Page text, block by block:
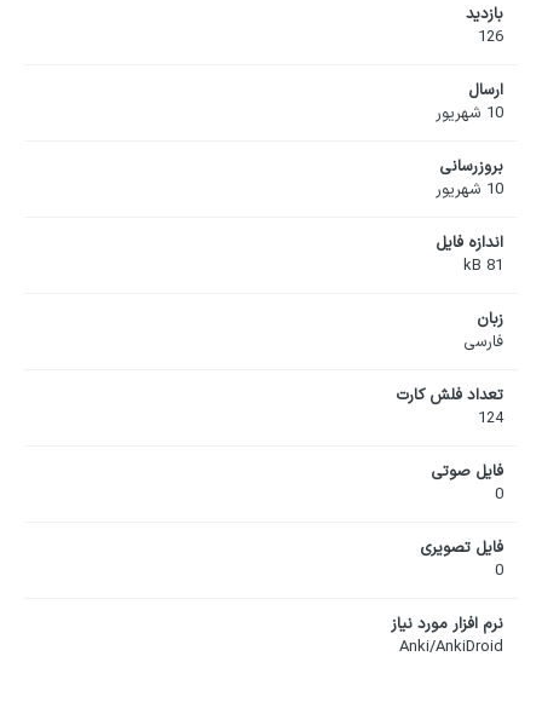
بازدید
126
ارسال
10 شهریور
بروزرسانی
10 شهریور
اندازه فایل
81 kB
زبان
فارسی
تعداد فلش کارت
124
فایل صوتی
0
فایل تصویری
0
نرم افزار مورد نیاز
Anki/AnkiDroid